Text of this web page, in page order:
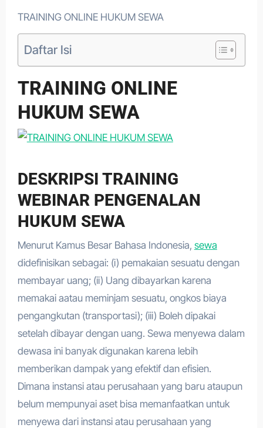
TRAINING ONLINE HUKUM SEWA
Daftar Isi
TRAINING ONLINE
HUKUM SEWA
DESKRIPSI TRAINING
WEBINAR PENGENALAN
HUKUM SEWA
Menurut Kamus Besar Bahasa Indonesia, sewa
didefinisikan sebagai: (i) pemakaian sesuatu dengan
membayar uang; (ii) Uang dibayarkan karena
memakai aatau meminjam sesuatu, ongkos biaya
pengangkutan (transportasi); (iii) Boleh dipakai
setelah dibayar dengan uang. Sewa menyewa dalam
dewasa ini banyak digunakan karena lebih
memberikan dampak yang efektif dan efisien.
Dimana instansi atau perusahaan yang baru ataupun
belum mempunyai aset bisa memanfaatkan untuk
menyewa dari instansi atau perusahaan yang